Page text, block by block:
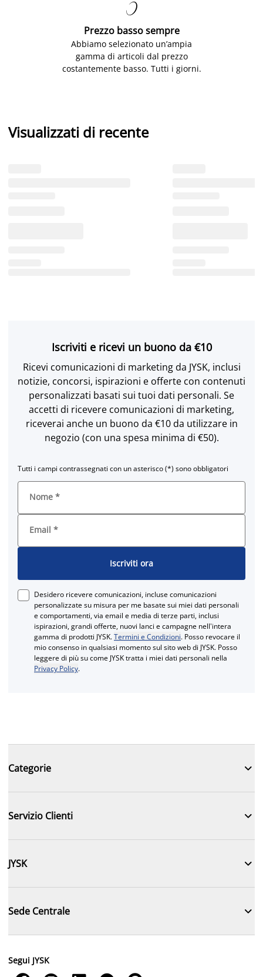

Prezzo basso sempre
Abbiamo selezionato un’ampia
gamma di articoli dal prezzo
costantemente basso. Tutti i giorni.
Visualizzati di recente
Iscriviti e ricevi un buono da €10
Ricevi comunicazioni di marketing da JYSK, inclusi
notizie, concorsi, ispirazioni e offerte con contenuti
personalizzati basati sui tuoi dati personali. Se
accetti di ricevere comunicazioni di marketing,
riceverai anche un buono da €10 da utilizzare in
negozio (con una spesa minima di €50).
Tutti i campi contrassegnati con un asterisco (*) sono obbligatori
Nome *
Email *
Iscriviti ora
Desidero ricevere comunicazioni, incluse comunicazioni
personalizzate su misura per me basate sui miei dati personali
e comportamenti, via email e media di terze parti, inclusi
ispirazioni, grandi offerte, nuovi lanci e campagne nell'intera
gamma di prodotti JYSK.Termini e Condizioni. Posso revocare il
mio consenso in qualsiasi momento sul sito web di JYSK. Posso
leggere di più su come JYSK tratta i miei dati personali nella
Privacy Policy.
Categorie 
Servizio Clienti 
JYSK 
Sede Centrale 
Segui JYSK